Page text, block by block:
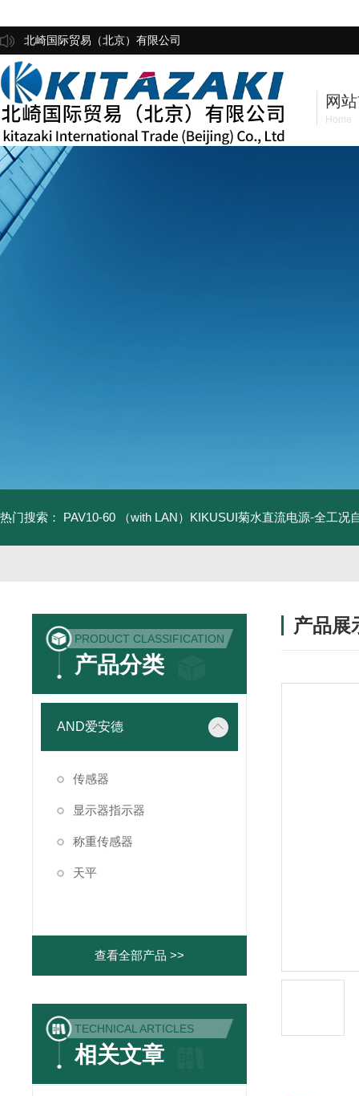
北崎国际贸易（北京）有限公司
网
Home
热门搜索： PAV10-60 （with LAN）KIKUSUI菊水直流电源-全工况
PRODUCT CLASSIFICATION
产品分类
AND爱安德
传感器
显示器指示器
称重传感器
天平
查看全部产品 >>
TECHNICAL ARTICLES
相关文章
产品展